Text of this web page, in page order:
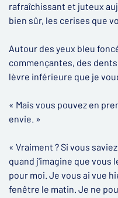
rafraîchissant et juteux
bien sûr, les cerises que
Autour des yeux bleu
commençantes, des
lèvre inférieure que je
« Mais vous pouvez en
envie. »
« Vraiment ? Si vous
quand j'imagine que vous
pour moi. Je vous ai vue
fenêtre le matin. Je ne